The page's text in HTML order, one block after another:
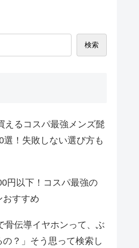
検索
えるコスパ最強メンズ髭
選！失敗しない選び方も
円以下！コスパ最強の
おすすめ
骨伝導イヤホンって、ぶ
？」そう思って検索し